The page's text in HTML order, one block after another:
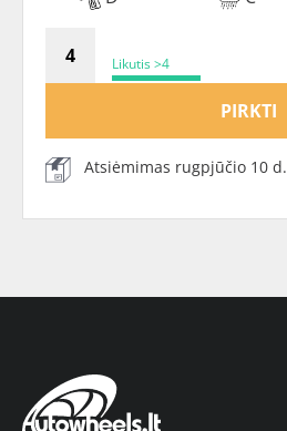
Likutis >4
PIRKTI
Atsiėmimas rugpjūčio 10 d.